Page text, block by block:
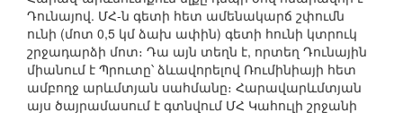
Դունայով. ՄՀ-ն գետի հետ ամենակարճ շփումն
ունի (մոտ 0,5 կմ ձախ ափին) գետի հունի կտրուկ
շրջադարձի մոտ։ Դա այն տեղն է, որտեղ Դունային
միանում է Պրուտը՝ ձևավորելով Ռումինիայի հետ
ամբողջ արևմտյան սահմանը։ Հարավարևմտյան
այս ծայրամասում է գտնվում ՄՀ Կահուլի շրջանի